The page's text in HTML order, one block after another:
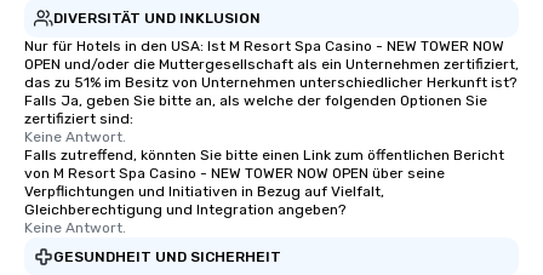
DIVERSITÄT UND INKLUSION
Nur für Hotels in den USA: Ist M Resort Spa Casino - NEW TOWER NOW
OPEN und/oder die Muttergesellschaft als ein Unternehmen zertifiziert,
das zu 51% im Besitz von Unternehmen unterschiedlicher Herkunft ist?
Falls Ja, geben Sie bitte an, als welche der folgenden Optionen Sie
zertifiziert sind:
Keine Antwort.
Falls zutreffend, könnten Sie bitte einen Link zum öffentlichen Bericht
von M Resort Spa Casino - NEW TOWER NOW OPEN über seine
Verpflichtungen und Initiativen in Bezug auf Vielfalt,
Gleichberechtigung und Integration angeben?
Keine Antwort.
GESUNDHEIT UND SICHERHEIT